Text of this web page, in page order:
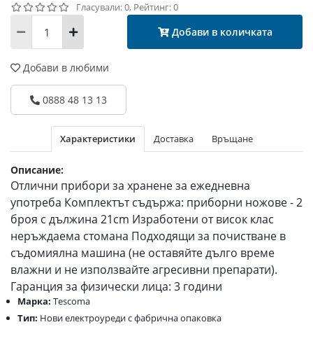
Гласували: 0, Рейтинг: 0
Добави в количката
Добави в любими
0888 48 13 13
Характеристики Доставка Връщане
Описание:
Отлични прибори за хранене за ежедневна
употреба Комплектът съдържа: приборни ножове - 2
броя с дължина 21cm Изработени от висок клас
неръждаема стомана Подходящи за почистване в
съдомиялна машина (не оставяйте дълго време
влажни и не използвайте агресивни препарати).
Гаранция за физически лица: 3 години
Марка: Tescoma
Тип: Нови електроуреди с фабрична опаковка